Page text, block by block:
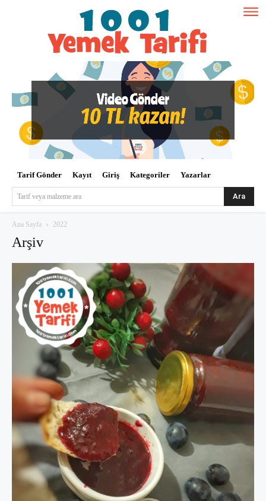
Tarif Gönder Kayıt Giriş Kategoriler Yazarlar
Tarif veya malzeme ara Ara
Ana Sayfa 2022
Arşiv